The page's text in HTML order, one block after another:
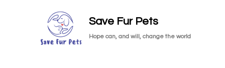
Save Fur Pets
Hope can, and will, change the world